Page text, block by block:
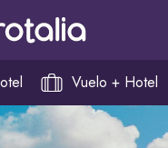
Vuelo + Hotel